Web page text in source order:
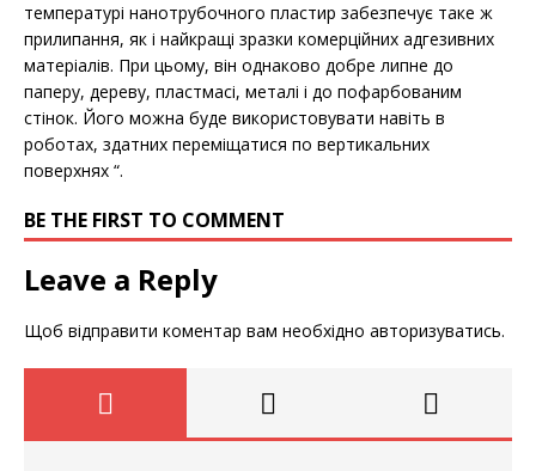
температурі нанотрубочного пластир забезпечує таке ж
прилипання, як і найкращі зразки комерційних адгезивних
матеріалів. При цьому, він однаково добре липне до
паперу, дереву, пластмасі, металі і до пофарбованим
стінок. Його можна буде використовувати навіть в
роботах, здатних переміщатися по вертикальних
поверхнях “.
BE THE FIRST TO COMMENT
Leave a Reply
Щоб відправити коментар вам необхідно авторизуватись.